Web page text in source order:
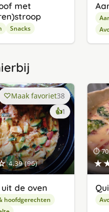
met
Snacks
4.39 (96)
Maak favoriet38
👍1keer
lekker
gevonden
de oven
hoofdgerechten
⏱